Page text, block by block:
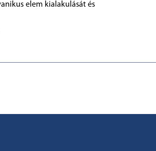
elem kialakulását és